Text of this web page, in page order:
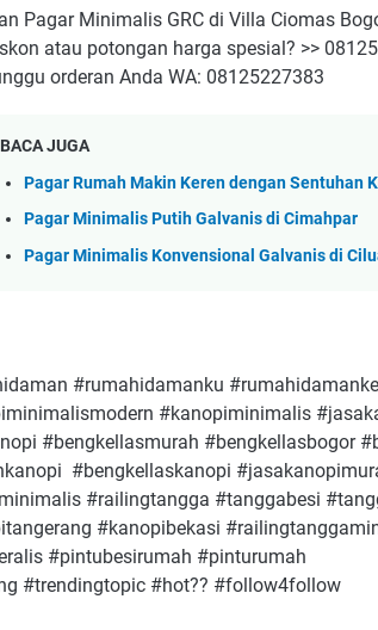
Pagar Minimalis GRC di Villa Ciomas
atau potongan harga spesial? >>
orderan Anda WA: 08125227383
BACA JUGA
Pagar Rumah Makin Keren dengan Sentuhan
Pagar Minimalis Putih Galvanis di Cimahpar
Pagar Minimalis Konvensional Galvanis di
#rumahidamanku
#kanopiminimalis
#bengkellasmurah #bengkellasbogor
#bengkellaskanopi
#railingtangga #tanggabesi
#kanopibekasi
#pintubesirumah #pinturumah
#trendingtopic #hot?? #follow4follow